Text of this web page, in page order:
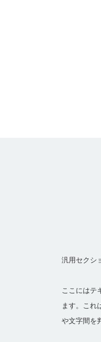
汎用セクシ
ここにはテ
ます。これ
や文字間を